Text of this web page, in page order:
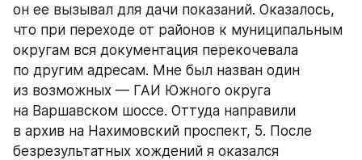
он ее вызывал для дачи показаний. Оказалось,
что при переходе от районов к муниципальным
округам вся документация перекочевала
по другим адресам. Мне был назван один
из возможных — ГАИ Южного округа
на Варшавском шоссе. Оттуда направили
в архив на Нахимовский проспект, 5. После
безрезультатных хождений я оказался